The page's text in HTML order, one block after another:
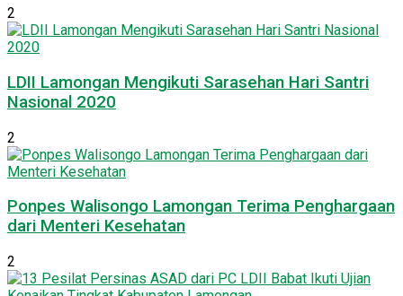
2
LDII Lamongan Mengikuti Sarasehan Hari Santri
Nasional 2020
2
Ponpes Walisongo Lamongan Terima Penghargaan
dari Menteri Kesehatan
2